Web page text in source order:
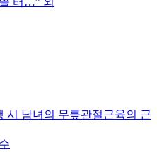
시 남녀의 무릎관절근육의 근